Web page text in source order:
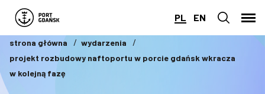
PL EN
strona główna
wydarzenia
projekt rozbudowy naftoportu w porcie gdańsk wkracza
w kolejną fazę